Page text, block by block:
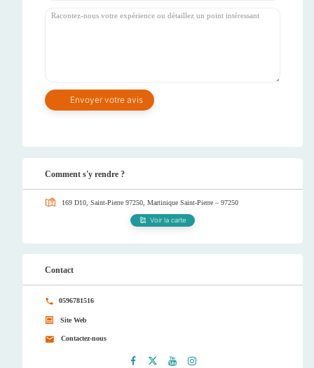
Comment s'y rendre ?
169 D10, Saint-Pierre 97250, Martinique Saint-Pierre – 97250
Voir la carte
Contact
0596781516
Site Web
Contactez-nous